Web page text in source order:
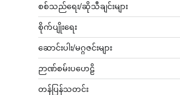
စစ်သည်ရေး/ဆိုသီချင်းများ
စိုက်ပျိုးရေး
ဆောင်းပါး/မဂ္ဂဇင်းများ
ဉာဏ်စမ်းပဟေဠိ
တန်ပြန်သတင်း